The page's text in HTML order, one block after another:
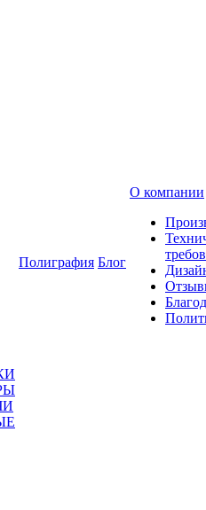
Полиграфия Блог
О компании